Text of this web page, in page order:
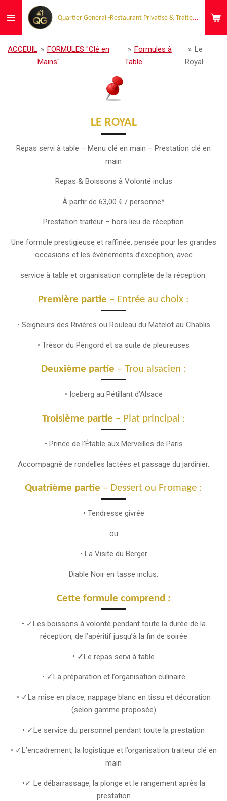
au
contenu
principal
Quartier Général -Restaurant Privatisé & Traiteur Événementiel
ACCEUIL » FORMULES "Clé en
Mains"
» Formules à
Table
» Le
Royal
LE ROYAL
Repas servi à table – Menu clé en main – Prestation clé en
main
Repas & Boissons à Volonté inclus
À partir de 63,00 € / personne*
Prestation traiteur – hors lieu de réception
Une formule prestigieuse et raffinée, pensée pour les grandes
occasions et les événements d’exception, avec
service à table et organisation complète de la réception.
Première partie – Entrée au choix :
• Seigneurs des Rivières ou Rouleau du Matelot au Chablis
• Trésor du Périgord et sa suite de pleureuses
Deuxième partie – Trou alsacien :
• Iceberg au Pétillant d’Alsace
Troisième partie – Plat principal :
• Prince de l'Étable aux Merveilles de Paris
Accompagné de rondelles lactées et passage du jardinier.
Quatrième partie – Dessert ou Fromage :
• Tendresse givrée
ou
• La Visite du Berger
Diable Noir en tasse inclus.
Cette formule comprend :
• ✓Les boissons à volonté pendant toute la durée de la
réception, de l’apéritif jusqu’à la fin de soirée
• ✓Le repas servi à table
• ✓La préparation et l’organisation culinaire
• ✓La mise en place, nappage blanc en tissu et décoration
(selon gamme proposée)
• ✓Le service du personnel pendant toute la prestation
• ✓L’encadrement, la logistique et l’organisation traiteur clé en
main
•✓ Le débarrassage, la plonge et le rangement après la
prestation